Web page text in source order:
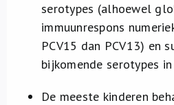
serotypes (alhoewel
immuunrespons
PCV15 dan PCV13) en
bijkomende serotypes in
De meeste kinderen